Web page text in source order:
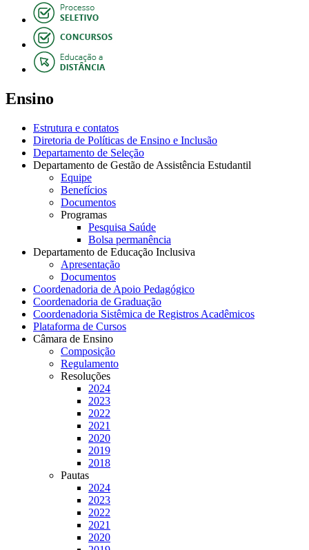
Ensino
Estrutura e contatos
Diretoria de Políticas de Ensino e Inclusão
Departamento de Seleção
Departamento de Gestão de Assistência Estudantil
Equipe
Benefícios
Documentos
Programas
Pesquisa Saúde
Bolsa permanência
Departamento de Educação Inclusiva
Apresentação
Documentos
Coordenadoria de Apoio Pedagógico
Coordenadoria de Graduação
Coordenadoria Sistêmica de Registros Acadêmicos
Plataforma de Cursos
Câmara de Ensino
Composição
Regulamento
Resoluções
2024
2023
2022
2021
2020
2019
2018
Pautas
2024
2023
2022
2021
2020